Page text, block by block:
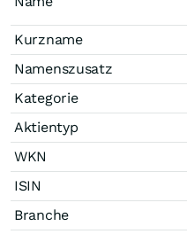
Kurzname
Namenszusatz
Kategorie
Aktientyp
WKN
ISIN
Branche